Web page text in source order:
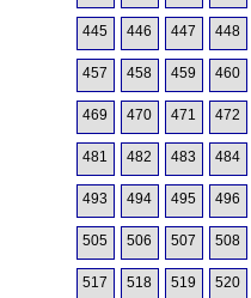
445 446 447 448
457 458 459 460
469 470 471 472
481 482 483 484
493 494 495 496
505 506 507 508
517 518 519 520